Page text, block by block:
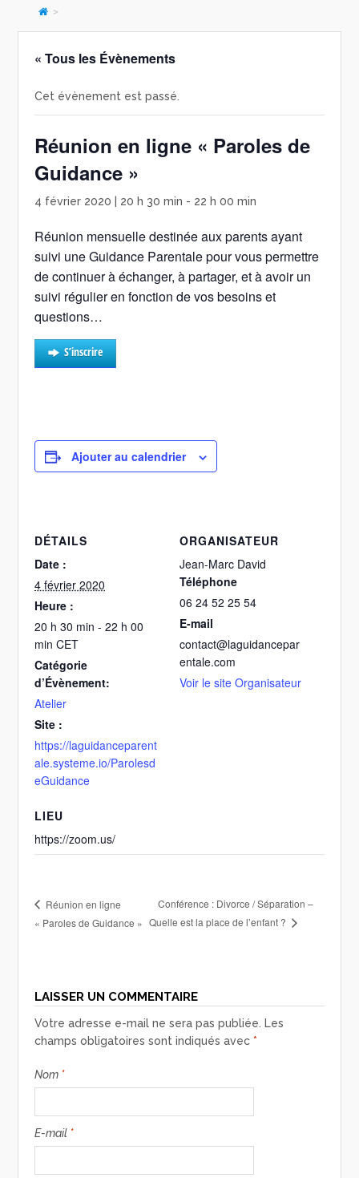
>
« Tous les Évènements
Cet évènement est passé.
Réunion en ligne « Paroles de
Guidance »
4 février 2020 | 20 h 30 min - 22 h 00 min
Réunion mensuelle destinée aux parents ayant
suivi une Guidance Parentale pour vous permettre
de continuer à échanger, à partager, et à avoir un
suivi régulier en fonction de vos besoins et
questions…
S’inscrire
Ajouter au calendrier
DÉTAILS
Date :
4 février 2020
Heure :
20 h 30 min - 22 h 00
minCET
Catégorie
d’Évènement:
Atelier
Site :
https://laguidanceparent
ale.systeme.io/Parolesd
eGuidance
LIEU
https://zoom.us/
ORGANISATEUR
Jean-Marc David
Téléphone
06 24 52 25 54
E-mail
contact@laguidancepar
entale.com
Voir le site Organisateur
Réunion en ligne
« Paroles de Guidance »
Conférence : Divorce / Séparation –
Quelle est la place de l’enfant ?
LAISSER UN COMMENTAIRE
Votre adresse e-mail ne sera pas publiée. Les
champs obligatoires sont indiqués avec*
Nom *
E-mail *